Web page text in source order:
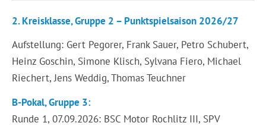
2. Kreisklasse, Gruppe 2 – Punktspielsaison 2026/27
Aufstellung: Gert Pegorer, Frank Sauer, Petro Schubert,
Heinz Goschin, Simone Klisch, Sylvana Fiero, Michael
Riechert, Jens Weddig, Thomas Teuchner
B-Pokal, Gruppe 3:
Runde 1, 07.09.2026: BSC Motor Rochlitz III, SPV